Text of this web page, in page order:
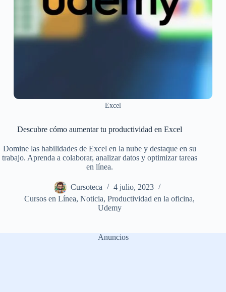
Excel
Descubre cómo aumentar tu productividad en Excel
Domine las habilidades de Excel en la nube y destaque en su
trabajo. Aprenda a colaborar, analizar datos y optimizar tareas
en línea.
Cursoteca
4 julio, 2023
Cursos en Línea,Noticia,Productividad en la oficina,
Udemy
Anuncios